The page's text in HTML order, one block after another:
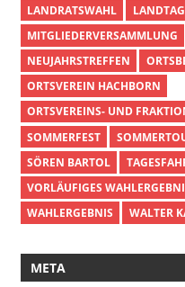
LANDRATSWAHL
LANDTAG
MITGLIEDERVERSAMMLUNG
NEUJAHRSTREFFEN
ORTSVEREIN HACHBORN
ORTSVEREINS- UND
SOMMERFEST
SÖREN BARTOL
VORLÄUFIGES
WAHLERGEBNIS
WALTER
META